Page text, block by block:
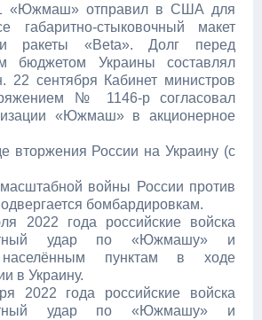
«Южмаш» отправил в США для
габаритно-стыковочный макет
ракеты «Beta». Долг перед
бюджетом Украины составлял
22 сентября Кабинет министров
№ 1146-р согласовал
«Южмаш» в акционерное
России на Украину (с
войны России против
бомбардировкам.
2022 года российские войска
удар по «Южмашу» и
пунктам в ходе
в Украину.
2022 года российские войска
удар по «Южмашу» и